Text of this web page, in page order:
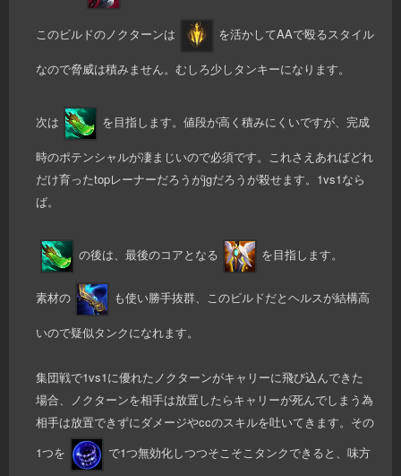
このビルドのノクターンは を活かしてAAで殴るスタイル
なので脅威は積みません。むしろ少しタンキーになります。
次は を目指します。値段が高く積みにくいですが、完成
時のポテンシャルが凄まじいので必須です。これさえあればどれ
だけ育ったtopレーナーだろうがjgだろうが殺せます。1vs1なら
ば。
の後は、最後のコアとなる を目指します。
素材の も使い勝手抜群、このビルドだとヘルスが結構高
いので疑似タンクになれます。
集団戦で1vs1に優れたノクターンがキャリーに飛び込んできた
場合、ノクターンを相手は放置したらキャリーが死んでしまう為
相手は放置できずにダメージやccのスキルを吐いてきます。その
1つを
で1つ無効化しつつそこそこタンクできると、味方